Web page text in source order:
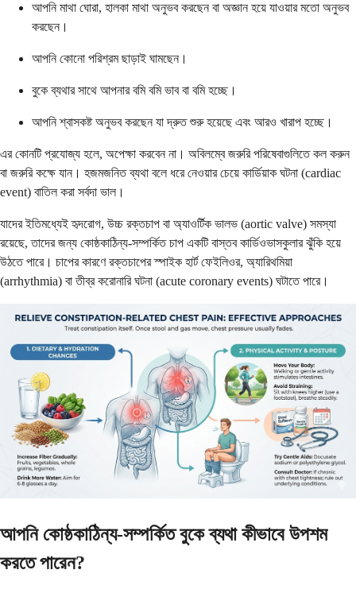
আপনি মাথা ঘোরা, হালকা মাথা অনুভব করছেন বা অজ্ঞান হয়ে যাওয়ার মতো অনুভব
করছেন।
আপনি কোনো পরিশ্রম ছাড়াই ঘামছেন।
বুকে ব্যথার সাথে আপনার বমি বমি ভাব বা বমি হচ্ছে।
আপনি শ্বাসকষ্ট অনুভব করছেন যা দ্রুত শুরু হয়েছে এবং আরও খারাপ হচ্ছে।
এর কোনটি প্রযোজ্য হলে, অপেক্ষা করবেন না। অবিলম্বে জরুরি পরিষেবাগুলিতে কল করুন
বা জরুরি কক্ষে যান। হজমজনিত ব্যথা বলে ধরে নেওয়ার চেয়ে কার্ডিয়াক ঘটনা (cardiac
event) বাতিল করা সর্বদা ভাল।
যাদের ইতিমধ্যেই হৃদরোগ, উচ্চ রক্তচাপ বা অ্যাওর্টিক ভালভ (aortic valve) সমস্যা
রয়েছে, তাদের জন্য কোষ্ঠকাঠিন্য-সম্পর্কিত চাপ একটি বাস্তব কার্ডিওভাসকুলার ঝুঁকি হয়ে
উঠতে পারে। চাপের কারণে রক্তচাপের স্পাইক হার্ট ফেইলিওর, অ্যারিথমিয়া
(arrhythmia) বা তীব্র করোনারি ঘটনা (acute coronary events) ঘটাতে পারে।
আপনি কোষ্ঠকাঠিন্য-সম্পর্কিত বুকে ব্যথা কীভাবে উপশম
করতে পারেন?